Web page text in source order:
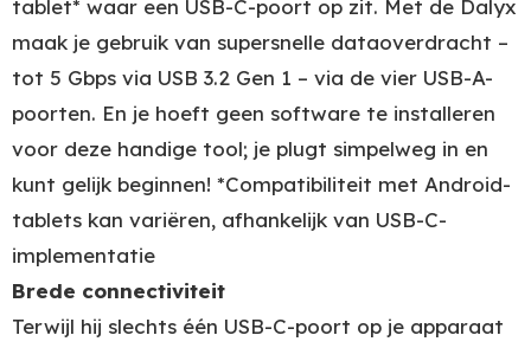
tablet* waar een USB-C-poort op zit. Met de Dalyx
maak je gebruik van supersnelle dataoverdracht –
tot 5 Gbps via USB 3.2 Gen 1 – via de vier USB-A-
poorten. En je hoeft geen software te installeren
voor deze handige tool; je plugt simpelweg in en
kunt gelijk beginnen! *Compatibiliteit met Android-
tablets kan variëren, afhankelijk van USB-C-
implementatie
Brede connectiviteit
Terwijl hij slechts één USB-C-poort op je apparaat